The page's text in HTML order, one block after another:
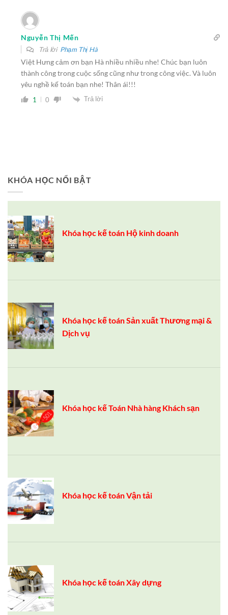
Nguyễn Thị Mến
Trả lời Phạm Thị Hà
Việt Hưng cảm ơn bạn Hà nhiều nhiều nhe! Chúc bạn luôn
thành công trong cuộc sống cũng như trong công việc. Và luôn
yêu nghề kế toán bạn nhe! Thân ái!!!
1 0 Trả lời
KHÓA HỌC NỔI BẬT
Khóa học kế toán Hộ kinh doanh
Khóa học kế toán Sản xuất Thương mại &
Dịch vụ
Khóa học kế Toán Nhà hàng Khách sạn
Khóa học kế toán Vận tải
Khóa học kế toán Xây dựng